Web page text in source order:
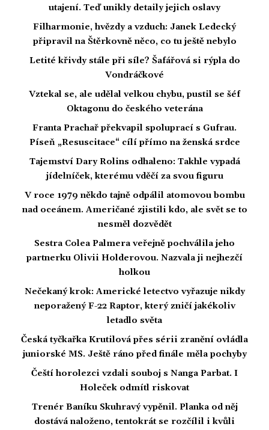
utajení. Teď unikly detaily jejich oslavy
Filharmonie, hvězdy a vzduch: Janek Ledecký
připravil na Štěrkovně něco, co tu ještě nebylo
Letité křivdy stále při síle? Šafářová si rýpla do
Vondráčkové
Vztekal se, ale udělal velkou chybu, pustil se šéf
Oktagonu do českého veterána
Franta Prachař překvapil spoluprací s Gufrau.
Píseň „Resuscitace“ cílí přímo na ženská srdce
Tajemství Dary Rolins odhaleno: Takhle vypadá
jídelníček, kterému vděčí za svou figuru
V roce 1979 někdo tajně odpálil atomovou bombu
nad oceánem. Američané zjistili kdo, ale svět se to
nesměl dozvědět
Sestra Colea Palmera veřejně pochválila jeho
partnerku Olivii Holderovou. Nazvala ji nejhezčí
holkou
Nečekaný krok: Americké letectvo vyřazuje nikdy
neporažený F-22 Raptor, který zničí jakékoliv
letadlo světa
Česká tyčkařka Krutilová přes sérii zranění ovládla
juniorské MS. Ještě ráno před finále měla pochyby
Čeští horolezci vzdali souboj s Nanga Parbat. I
Holeček odmítl riskovat
Trenér Baníku Skuhravý vypěnil. Planka od něj
dostává naloženo, tentokrát se rozčílil i kvůli